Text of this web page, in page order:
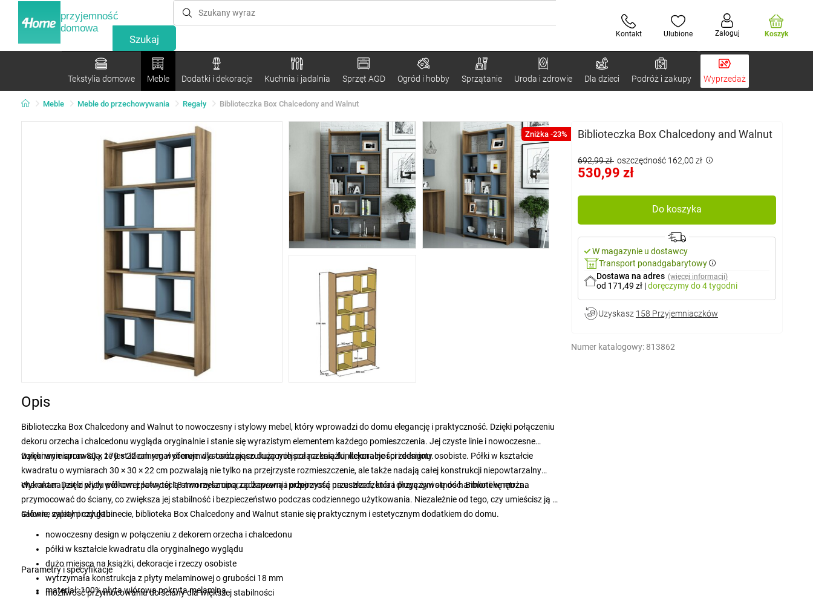
przyjemność
domowa
Kontakt Ulubione Zaloguj Koszyk
Tekstylia domowe Meble Dodatki i dekoracje Kuchnia i jadalnia Sprzęt AGD Ogród i hobby Sprzątanie Uroda i zdrowie Dla dzieci Podróż i zakupy Wyprzedaż
Meble Meble do przechowywania Regały Biblioteczka Box Chalcedony and Walnut
Zniżka -23% Biblioteczka Box Chalcedony and Walnut
692,99 zł oszczędność 162,00 zł
530,99 zł
Do koszyka
W magazynie u dostawcy
Transport ponadgabarytowy
Dostawa na adres (więcej informacji)
od 171,49 zł |doręczymydo 4 tygodni
Uzyskasz 158 Przyjemniaczków
Numer katalogowy: 813862
Opis
Biblioteczka Box Chalcedony and Walnut to nowoczesny i stylowy mebel, który wprowadzi do domu elegancję i praktyczność. Dzięki połączeniu
dekoru orzecha i chalcedonu wygląda oryginalnie i stanie się wyrazistym elementem każdego pomieszczenia. Jej czyste linie i nowoczesne
wykonanie sprawiają, że jest idealnym wyborem dla osób poszukujących połączenia funkcjonalności i designu.
Dzięki wymiarom 80 × 170 × 22 cm regał oferuje wystarczająco dużo miejsca na książki, dekoracje i przedmioty osobiste. Półki w kształcie
kwadratu o wymiarach 30 × 30 × 22 cm pozwalają nie tylko na przejrzyste rozmieszczenie, ale także nadają całej konstrukcji niepowtarzalny
charakter. Dzięki wielu półkom z łatwością stworzysz uporządkowaną i przejrzystą przestrzeń, która przyczyni się do harmonii wnętrza.
Wykonana jest z płyty wiórowej pokrytej 18 mm melaminą, co zapewnia odporność na uszkodzenia i długą żywotność. Bibliotekę można
przymocować do ściany, co zwiększa jej stabilność i bezpieczeństwo podczas codziennego użytkowania. Niezależnie od tego, czy umieścisz ją w
salonie, sypialni czy gabinecie, biblioteka Box Chalcedony and Walnut stanie się praktycznym i estetycznym dodatkiem do domu.
Główne zalety produktu
nowoczesny design w połączeniu z dekorem orzecha i chalcedonu
półki w kształcie kwadratu dla oryginalnego wyglądu
dużo miejsca na książki, dekoracje i rzeczy osobiste
wytrzymała konstrukcja z płyty melaminowej o grubości 18 mm
możliwość przymocowania do ściany dla większej stabilności
Parametry i specyfikacje
materiał: 100% płyta wiórowa pokryta melaminą